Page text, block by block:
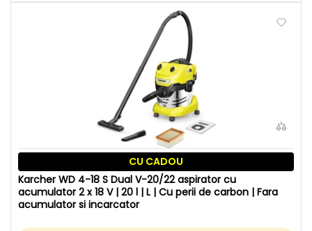
CU CADOU
Karcher WD 4-18 S Dual V-20/22 aspirator cu
acumulator 2 x 18 V | 20 l | L | Cu perii de carbon | Fara
acumulator si incarcator